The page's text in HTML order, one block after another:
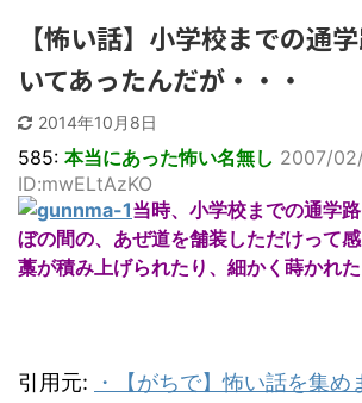
【怖い話】小学校までの通
いてあったんだが・・・
2014年10月8日
585: 本当にあった怖い名無し 2007/
ID:mwELtAzKO
当時、小学校までの通学
ぼの間の、あぜ道を舗装しただけって
藁が積み上げられたり、細かく蒔かれた
引用元: ・
【がちで】怖い話を集